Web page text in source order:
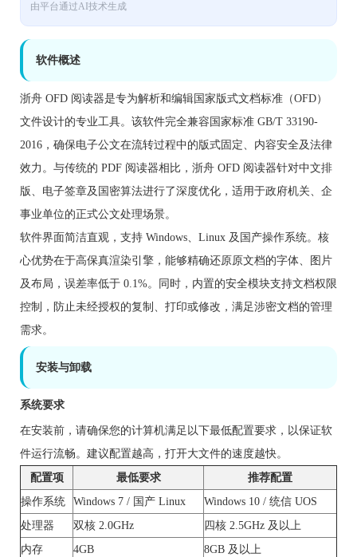
由平台通过AI技术生成
软件概述
浙舟 OFD 阅读器是专为解析和编辑国家版式文档标准（OFD）
文件设计的专业工具。该软件完全兼容国家标准 GB/T 33190-
2016，确保电子公文在流转过程中的版式固定、内容安全及法律
效力。与传统的 PDF 阅读器相比，浙舟 OFD 阅读器针对中文排
版、电子签章及国密算法进行了深度优化，适用于政府机关、企
事业单位的正式公文处理场景。
软件界面简洁直观，支持 Windows、Linux 及国产操作系统。核
心优势在于高保真渲染引擎，能够精确还原原文档的字体、图片
及布局，误差率低于 0.1%。同时，内置的安全模块支持文档权限
控制，防止未经授权的复制、打印或修改，满足涉密文档的管理
需求。
安装与卸载
系统要求
在安装前，请确保您的计算机满足以下最低配置要求，以保证软
件运行流畅。建议配置越高，打开大文件的速度越快。
配置项
最低要求
推荐配置
操作系统
Windows 7 / 国产 Linux
Windows 10 / 统信 UOS
处理器
双核 2.0GHz
四核 2.5GHz 及以上
内存
4GB
8GB 及以上